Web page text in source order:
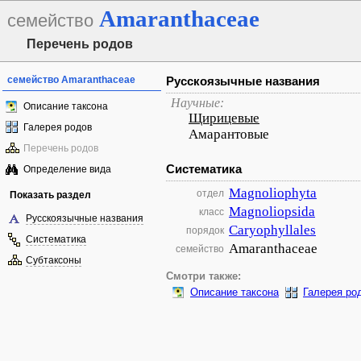
семейство Amaranthaceae
Перечень родов
семейство Amaranthaceae
Описание таксона
Галерея родов
Перечень родов
Определение вида
Показать раздел
Русскоязычные названия
Систематика
Субтаксоны
Русскоязычные названия
Научные:
Щирицевые
Амарантовые
Систематика
отдел Magnoliophyta
класс Magnoliopsida
порядок Caryophyllales
семейство Amaranthaceae
Смотри также:
Описание таксона
Галерея